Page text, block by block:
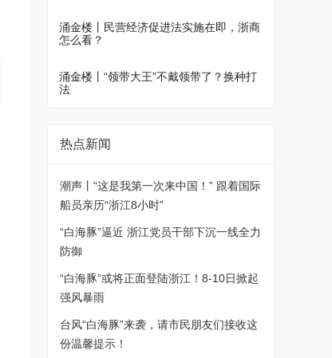
涌金楼丨民营经济促进法实施在即，浙商
怎么看？
涌金楼丨“领带大王”不戴领带了？换种打
法
热点新闻
潮声丨“这是我第一次来中国！” 跟着国际
船员亲历“浙江8小时”
“白海豚”逼近 浙江党员干部下沉一线全力
防御
“白海豚”或将正面登陆浙江！8-10日掀起
强风暴雨
台风“白海豚”来袭，请市民朋友们接收这
份温馨提示！